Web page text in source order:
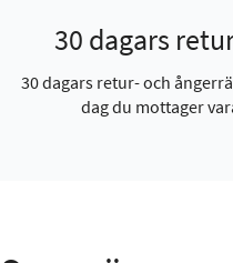
30 dagars
30 dagars retur- och
dag du mottager